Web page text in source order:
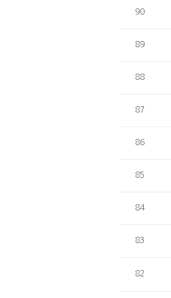
90
89
88
87
86
85
84
83
82